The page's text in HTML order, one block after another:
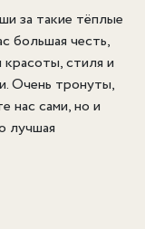
за такие тёплые
большая честь,
стиля и
Очень тронуты,
нас сами, но и
лучшая